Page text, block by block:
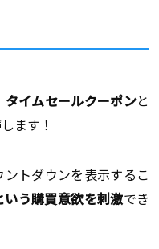
タイムセールクーポンと
ます！
トダウンを表示するこ
いう購買意欲を刺激でき